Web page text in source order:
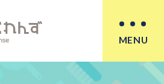
MENU